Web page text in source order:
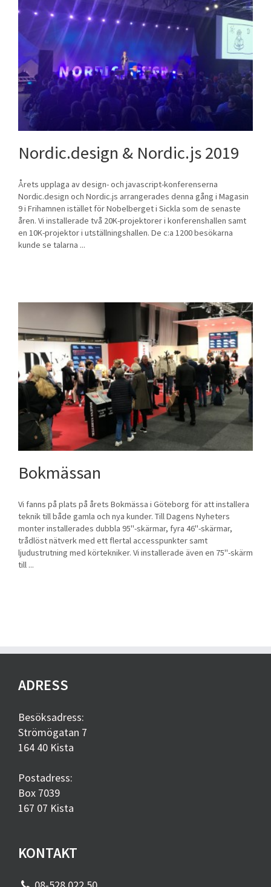
Nordic.design & Nordic.js 2019
Årets upplaga av design- och javascript-konferenserna
Nordic.design och Nordic.js arrangerades denna gång i Magasin
9 i Frihamnen istället för Nobelberget i Sickla som de senaste
åren. Vi installerade två 20K-projektorer i konferenshallen samt
en 10K-projektor i utställningshallen. De c:a 1200 besökarna
kunde se talarna ...
Bokmässan
Vi fanns på plats på årets Bokmässa i Göteborg för att installera
teknik till både gamla och nya kunder. Till Dagens Nyheters
monter installerades dubbla 95"-skärmar, fyra 46"-skärmar,
trådlöst nätverk med ett flertal accesspunkter samt
ljudustrutning med körtekniker. Vi installerade även en 75"-skärm
till ...
ADRESS
Besöksadress:
Strömögatan 7
164 40 Kista
Postadress:
Box 7039
167 07 Kista
KONTAKT